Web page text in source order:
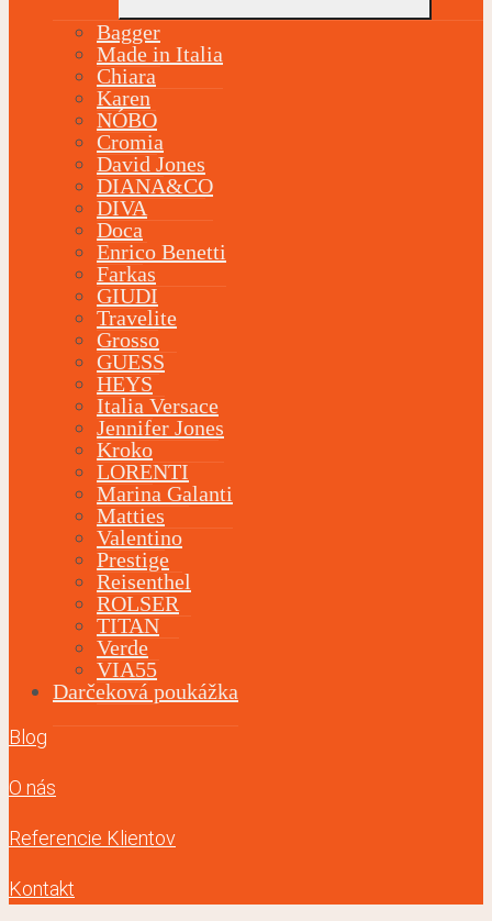
Bagger
Made in Italia
Chiara
Karen
NÓBO
Cromia
David Jones
DIANA&CO
DIVA
Doca
Enrico Benetti
Farkas
GIUDI
Travelite
Grosso
GUESS
HEYS
Italia Versace
Jennifer Jones
Kroko
LORENTI
Marina Galanti
Matties
Valentino
Prestige
Reisenthel
ROLSER
TITAN
Verde
VIA55
Darčeková poukážka
Blog
O nás
Referencie Klientov
Kontakt